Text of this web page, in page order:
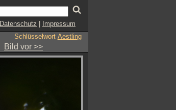
Datenschutz Impressum
Schlüsselwort Aestling
Bild vor >>